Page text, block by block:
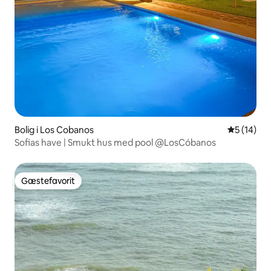
Bolig i Los Cobanos 5 ud af 5 i
5 (14)
Sofias have | Smukt hus med pool @LosCóbanos
Gæstefavorit
Gæstefavorit